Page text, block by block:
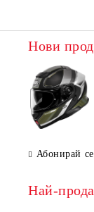
Нови
Абонирай се
Най-